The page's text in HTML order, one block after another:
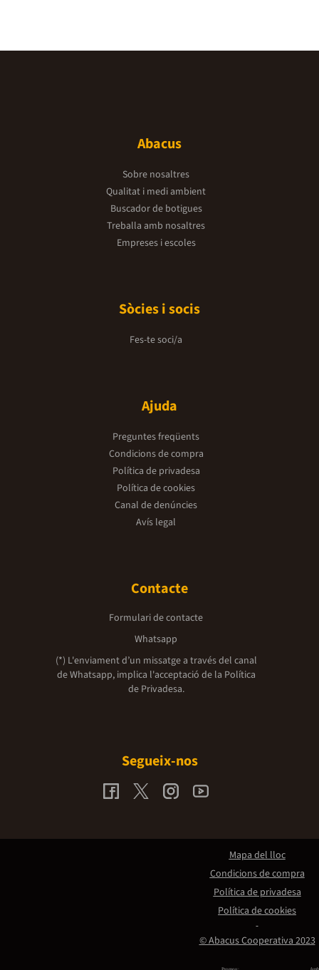
Abacus
Sobre nosaltres
Qualitat i medi ambient
Buscador de botigues
Treballa amb nosaltres
Empreses i escoles
Sòcies i socis
Fes-te soci/a
Ajuda
Preguntes freqüents
Condicions de compra
Política de privadesa
Política de cookies
Canal de denúncies
Avís legal
Contacte
Formulari de contacte
Whatsapp
(*) L'enviament d’un missatge a través del canal
de Whatsapp, implica l'acceptació de la Política
de Privadesa.
Segueix-nos
© Abacus Cooperativa 2023
Mapa del lloc
Condicions de compra
Política de privadesa
Política de cookies